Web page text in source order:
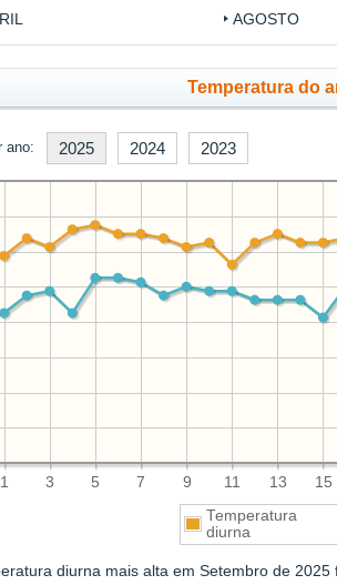
AGOSTO
Temperatura do
ano: 2025 2024 2023
1 3 5 7 9 11 13 15
Temperatura
diurna
diurna mais alta em Setembro de